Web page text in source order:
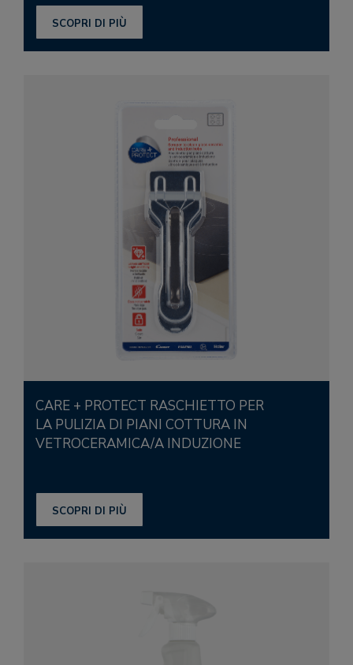
SCOPRI DI PIÙ
CARE + PROTECT RASCHIETTO PER
LA PULIZIA DI PIANI COTTURA IN
VETROCERAMICA/A INDUZIONE
SCOPRI DI PIÙ